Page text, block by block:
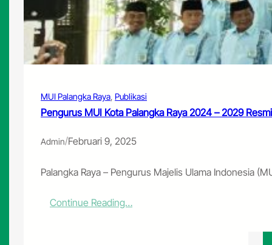
MUI Palangka Raya, Publikasi
Pengurus MUI Kota Palangka Raya 2024 – 2029
Admin/Februari 9, 2025
Palangka Raya – Pengurus Majelis Ulama Indonesia
Continue Reading…: